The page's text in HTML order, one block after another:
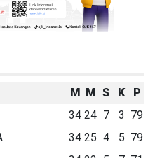
M M S K
P
34 24 7 3 79
34 25 4 5 79